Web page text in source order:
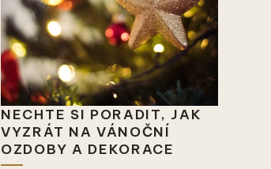
NECHTE SI PORADIT, JAK
VYZRÁT NA VÁNOČNÍ
OZDOBY A DEKORACE